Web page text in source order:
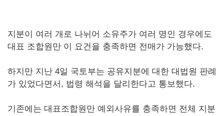
지분이 여러 개로 나뉘어 소유주가 여러 명인 경우에도
대표 조합원만 이 요건을 충족하면 전매가 가능했다.
하지만 지난 4일 국토부는 공유지분에 대한 대법원 판례
가 있었다면서, 법령 해석을 달리한다고 통보했다.
기존에는 대표조합원만 예외사유를 충족하면 전체 지분